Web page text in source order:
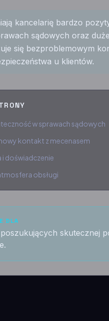
kancelarię bardzo
sądowych oraz
się bezproblemowym
u klientów.
w sprawach sądowych
kontakt z mecenasem
i doświadczenie
obsługi
DLA
skutecznej